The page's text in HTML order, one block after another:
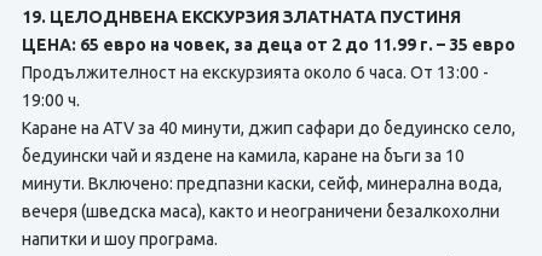
19. ЦЕЛОДНВЕНА ЕКСКУРЗИЯ ЗЛАТНАТА ПУСТИНЯ
ЦЕНА: 65 евро на човек, за деца от 2 до 11.99 г. – 35 евро
Продължителност на екскурзията около 6 часа. От 13:00 -
19:00 ч.
Каране на ATV за 40 минути, джип сафари до бедуинско село,
бедуински чай и яздене на камила, каране на бъги за 10
минути. Включено: предпазни каски, сейф, минерална вода,
вечеря (шведска маса), както и неограничени безалкохолни
напитки и шоу програма.